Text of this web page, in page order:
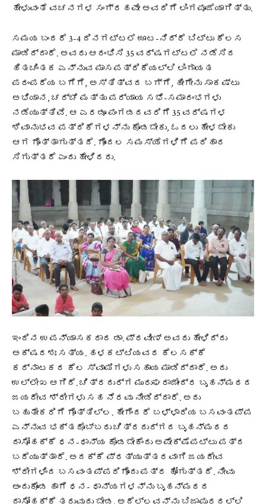
ಹೇಳುವಂತೆ ವಚನಗಳ ಸಂಗ್ರಹವೇ ಅವರಿಗೆ ಲಿಂಗಪೂಜೆಯಾಗಿತ್ತು.
ಸಮಯ ಬಂದರೆ 3-4 ದಿನಗಟ್ಟಲೆ ಊಟ-ನಿದ್ರೆ ಬಿಟ್ಟು ಕೆಲಸ
ಮಾಡಿದ್ದಾರೆ. ಅವರು ಆರಂಭಿಸಿ 35 ವರ್ಷಗಟ್ಟಲೆ ನಡೆಸಿದ
ಹಿತಚಿಂತಕ ಎನ್ನುವ ಮಾಸಪತ್ರಿಕೆಯಲ್ಲಿ ಲಿಂಗಾಯತ
ಪರಂಪರೆಯ ಬಗೆಗೆ, ಅಸ್ತಿತ್ವದ ಬಗ್ಗೆ, ಹೀಗೇನು ಸಾಕಷ್ಟು
ಅಭಿಯಾನ, ಚರ್ಚೆ ಮತ್ತು ಪರ್ಯಾಯ ಸಭೆ-ಸಮಾರಂಭಗಳು
ನಡೆಯುತ್ತಿವೆ. ಆ ಎರಡೂ ಪಂಗಡದವರಿಗೆ 35 ವರ್ಷಗಳ
ಶಿವಾನುಭವ ಪತ್ರಿಕೆಗಳನ್ನು ಕೊಡಬೇಕು, ಓದಲು ಹೇಳಬೇಕು
ಆಗ ಗೊತ್ತಾಗುತ್ತದೆ. ಗೊಂದಲ ಸಮಸ್ಯೆಗಳಿಗೆ ಪರಿಹಾರ
ಸಿಗುತ್ತದೆ ಎಂದು ಹೇಳಿದರು.
ಇಂದಿನ ಉಪನ್ಯಾಸಕರಾದ ಡಾ. ಪ್ರವೀಣ್ ಅವರು ಹೇಳಿದ್ದು
ಅಕ್ಷರಶಃ ಸತ್ಯ. ಹಳಕಟ್ಟಿಯವರ ಕೆಲಸಕ್ಕೆ
ಕರ್ನಾಟಕದ ಕೆಲ ಸ್ವಾಮಿಗಳು ಸಹಾಯ ಮಾಡಿದ್ದಾರೆ. ಅದು
ಉಲ್ಲೇಖ ಆಗಿದೆ. ಚಿತ್ರದುರ್ಗ ಮುರುಘರಾಜೇಂದ್ರ ಬೃಹನ್ಮಠದ
ಜಯದೇವ ಶ್ರೀಗಳು ಸಹ ನೆರವು ನೀಡಿದ್ದಾರೆ. ಅದು
ಬಹುತೇಕರಿಗೆ ಗೊತ್ತಿಲ್ಲ. ಹೇಗೆಂದರೆ ಬಳ್ಳಾರಿಯ ಬಸವಂತಪ್ಪ
ಎನ್ನುವ ಭಕ್ತರೊಬ್ಬರು ಚಿತ್ರದುರ್ಗದ ಬೃಹನ್ಮಠದ
ದಾಸೋಹಕ್ಕೆ ಧನ-ಧಾನ್ಯ ಕೊಡಬೇಕೆಂದು ಅಪೇಕ್ಷೆಪಟ್ಟು ಪತ್ರ
ಬರೆಯುತ್ತಾರೆ. ಅದಕ್ಕೆ ಪ್ರತ್ಯುತ್ತರವಾಗಿ ಜಯದೇವ
ಶ್ರೀಗಳಿಂದ ಬಸವಂತಪ್ಪರಿಗೊಂದು ಪತ್ರ ಹೋಗುತ್ತದೆ. ನೀವು
ಅಂದುಕೊಂಡ ಹಾಗೆ ಧನ- ಧಾನ್ಯಗಳನ್ನು ಬೃಹನ್ಮಠದ